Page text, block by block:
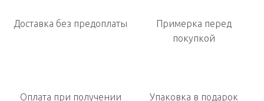
Доставка без предоплаты
Примерка перед
покупкой
Оплата при получении Упаковка в подарок